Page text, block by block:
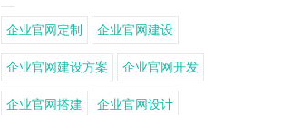
企业官网定制 企业官网建设
企业官网建设方案 企业官网开发
企业官网搭建 企业官网设计